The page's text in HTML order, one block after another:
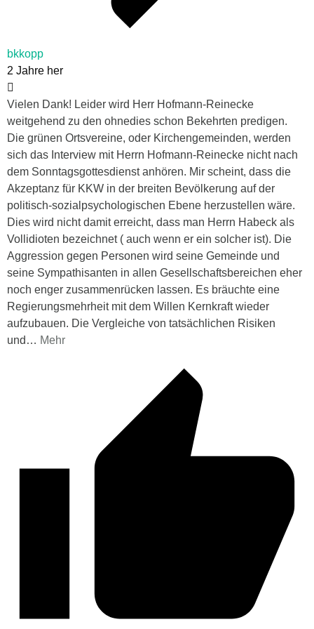
bkkopp
2 Jahre her
Vielen Dank! Leider wird Herr Hofmann-Reinecke
weitgehend zu den ohnedies schon Bekehrten predigen.
Die grünen Ortsvereine, oder Kirchengemeinden, werden
sich das Interview mit Herrn Hofmann-Reinecke nicht nach
dem Sonntagsgottesdienst anhören. Mir scheint, dass die
Akzeptanz für KKW in der breiten Bevölkerung auf der
politisch-sozialpsychologischen Ebene herzustellen wäre.
Dies wird nicht damit erreicht, dass man Herrn Habeck als
Vollidioten bezeichnet ( auch wenn er ein solcher ist). Die
Aggression gegen Personen wird seine Gemeinde und
seine Sympathisanten in allen Gesellschaftsbereichen eher
noch enger zusammenrücken lassen. Es bräuchte eine
Regierungsmehrheit mit dem Willen Kernkraft wieder
aufzubauen. Die Vergleiche von tatsächlichen Risiken
und … Mehr